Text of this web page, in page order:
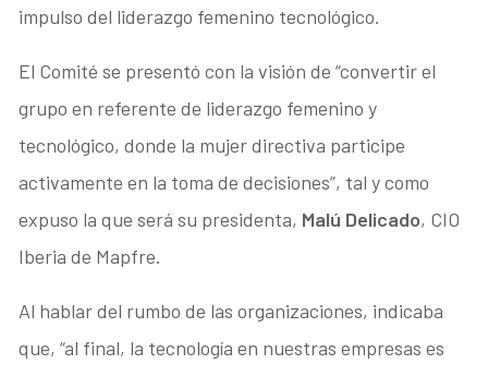
impulso del liderazgo femenino tecnológico.
El Comité se presentó con la visión de “convertir el
grupo en referente de liderazgo femenino y
tecnológico, donde la mujer directiva participe
activamente en la toma de decisiones”, tal y como
expuso la que será su presidenta, Malú Delicado, CIO
Iberia de Mapfre.
Al hablar del rumbo de las organizaciones, indicaba
que, “al final, la tecnología en nuestras empresas es